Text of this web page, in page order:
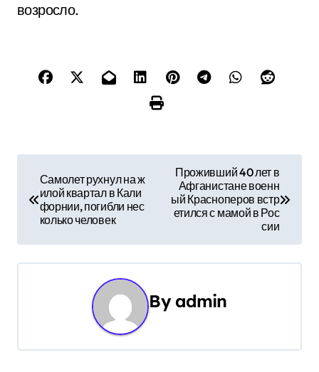
возросло.
и
ц
Самолет рухнул на ж
илой квартал в Кали
форнии, погибли нес
колько человек
Проживший 40 лет в
Афганистане военн
ый Красноперов встр
етился с мамой в Рос
сии
Byadmin